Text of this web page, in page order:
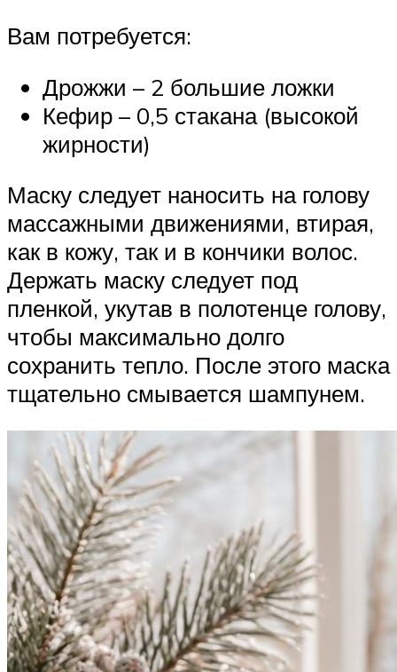
Вам потребуется:
Дрожжи – 2 большие ложки
Кефир – 0,5 стакана (высокой
жирности)
Маску следует наносить на голову
массажными движениями, втирая,
как в кожу, так и в кончики волос.
Держать маску следует под
пленкой, укутав в полотенце голову,
чтобы максимально долго
сохранить тепло. После этого маска
тщательно смывается шампунем.